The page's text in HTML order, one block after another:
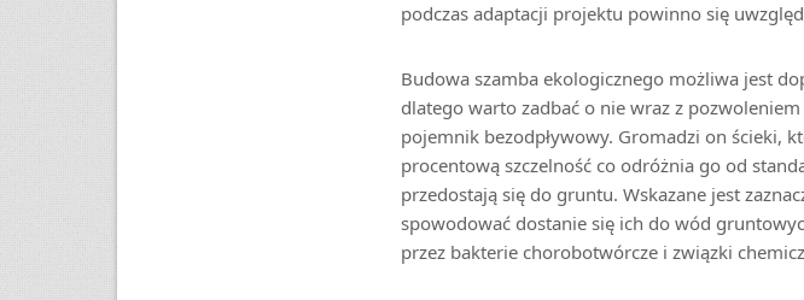
podczas adaptacji projektu powinno się
Budowa szamba ekologicznego możliwa jest
dlatego warto zadbać o nie wraz z
pojemnik bezodpływowy. Gromadzi on ścieki,
procentową szczelność co odróżnia go od
przedostają się do gruntu. Wskazane jest
spowodować dostanie się ich do wód
przez bakterie chorobotwórcze i związki